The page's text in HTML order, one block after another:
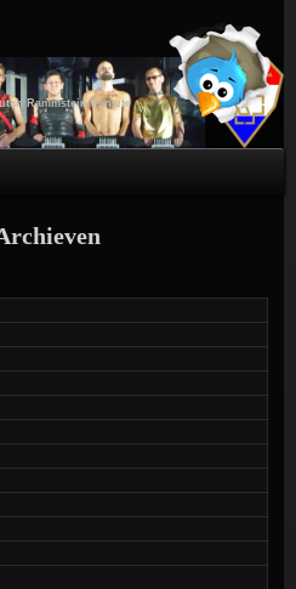
inhoud
WEBLIZAR_FACEBOOK_LIKEBOX-
Rammstein Fansite